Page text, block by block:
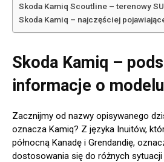
Skoda Kamiq Scoutline – terenowy
Skoda Kamiq – najczęściej
Skoda Kamiq –
informacje o modelu
Zacznijmy od nazwy opisywanego
oznacza Kamiq? Z języka Inuitów,
północną Kanadę i Grendandię,
dostosowania się do różnych